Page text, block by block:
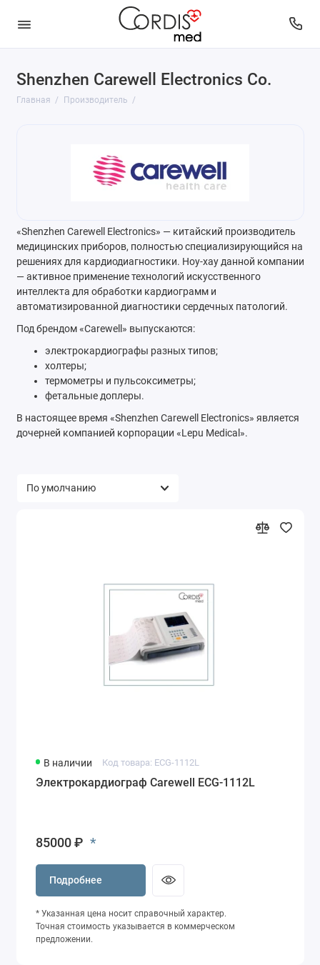
Shenzhen Carewell Electronics Co.
Главная Производитель
«Shenzhen Carewell Electronics» — китайский производитель
медицинских приборов, полностью специализирующийся на
решениях для кардиодиагностики. Ноу-хау данной компании
— активное применение технологий искусственного
интеллекта для обработки кардиограмм и
автоматизированной диагностики сердечных патологий.
Под брендом «Carewell» выпускаются:
электрокардиографы разных типов;
холтеры;
термометры и пульсоксиметры;
фетальные доплеры.
В настоящее время «Shenzhen Carewell Electronics» является
дочерней компанией корпорации «Lepu Medical».
В наличии Код товара: ECG-1112L
Электрокардиограф Carewell ECG-1112L
85000 ₽ *
Подробнее
* Указанная цена носит справочный характер.
Точная стоимость указывается в коммерческом
предложении.